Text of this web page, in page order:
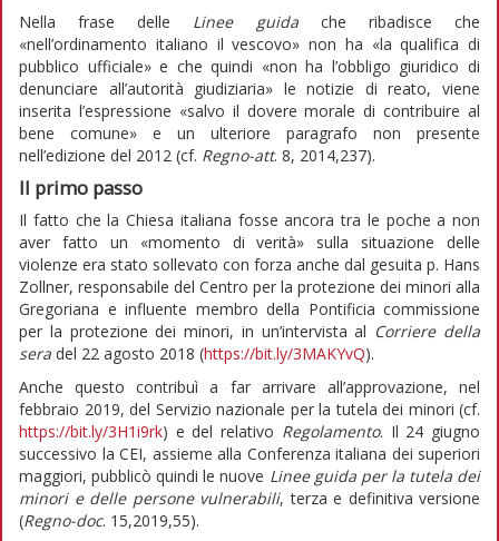
Nella frase delle Linee guidache ribadisce che
«nell’ordinamento italiano il vescovo» non ha «la qualifica di
pubblico ufficiale» e che quindi «non ha l’obbligo giuridico di
denunciare all’autorità giudiziaria» le notizie di reato, viene
inserita l’espressione «salvo il dovere morale di contribuire al
bene comune» e un ulteriore paragrafo non presente
nell’edizione del 2012 (cf. Regno-att. 8, 2014,237).
Il primo passo
Il fatto che la Chiesa italiana fosse ancora tra le poche a non
aver fatto un «momento di verità» sulla situazione delle
violenze era stato sollevato con forza anche dal gesuita p. Hans
Zollner, responsabile del Centro per la protezione dei minori alla
Gregoriana e influente membro della Pontificia commissione
per la protezione dei minori, in un’intervista al Corriere della
sera del 22 agosto 2018 (https://bit.ly/3MAKYvQ).
Anche questo contribuì a far arrivare all’approvazione, nel
febbraio 2019, del Servizio nazionale per la tutela dei minori (cf.
https://bit.ly/3H1i9rk) e del relativo Regolamento. Il 24 giugno
successivo la CEI, assieme alla Conferenza italiana dei superiori
maggiori, pubblicò quindi le nuove Linee guida per la tutela dei
minori e delle persone vulnerabili, terza e definitiva versione
(Regno-doc. 15,2019,55).